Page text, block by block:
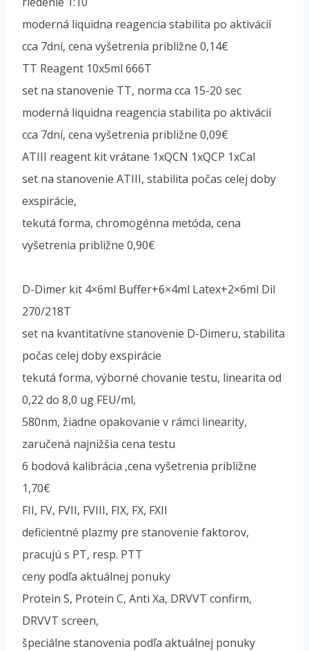
moderná liquidna reagencia stabilita po aktivácií
cca 7dní, cena vyšetrenia približne 0,14€
TT Reagent 10x5ml 666T
set na stanovenie TT, norma cca 15-20 sec
moderná liquidna reagencia stabilita po aktivácií
cca 7dní, cena vyšetrenia približne 0,09€
ATIII reagent kit vrátane 1xQCN 1xQCP 1xCal
set na stanovenie ATIII, stabilita počas celej doby
exspirácie,
tekutá forma, chromogénna metóda, cena
vyšetrenia približne 0,90€
D-Dimer kit 4×6ml Buffer+6×4ml Latex+2×6ml Dil
270/218T
set na kvantitatívne stanovenie D-Dimeru, stabilita
počas celej doby exspirácie
tekutá forma, výborné chovanie testu, linearita od
0,22 do 8,0 ug FEU/ml,
580nm, žiadne opakovanie v rámci linearity,
zaručená najnižšia cena testu
6 bodová kalibrácia ,cena vyšetrenia približne
1,70€
FII, FV, FVII, FVIII, FIX, FX, FXII
deficientné plazmy pre stanovenie faktorov,
pracujú s PT, resp. PTT
ceny podľa aktuálnej ponuky
Protein S, Protein C, Anti Xa, DRVVT confirm,
DRVVT screen,
špeciálne stanovenia podľa aktuálnej ponuky